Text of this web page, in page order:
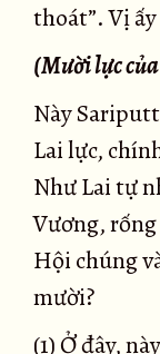
thoát”. Vị
(Mười lực
Này
Lai lực,
Như Lai tự
Vương,
Hội chúng
mười?
(1) Ở đây,